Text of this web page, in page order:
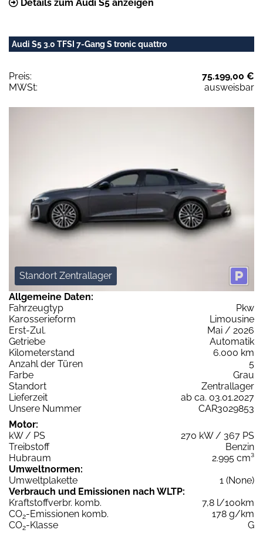
Details zum Audi S5 anzeigen
Audi S5 3.0 TFSI 7-Gang S tronic quattro
Preis:
75.199,00 €
MWSt:
ausweisbar
Standort Zentrallager
Allgemeine Daten:
Fahrzeugtyp
Pkw
Karosserieform
Limousine
Erst-Zul.
Mai / 2026
Getriebe
Automatik
Kilometerstand
6.000 km
Anzahl der Türen
5
Farbe
Grau
Standort
Zentrallager
Lieferzeit
ab ca. 03.01.2027
Unsere Nummer
CAR3029853
Motor:
kW / PS
270 kW / 367 PS
Treibstoff
Benzin
Hubraum
2.995 cm³
Umweltnormen:
Umweltplakette
1 (None)
Verbrauch und Emissionen nach WLTP:
Kraftstoffverbr. komb.
7,8 l/100km
CO2-Emissionen komb.
178 g/km
CO2-Klasse
G